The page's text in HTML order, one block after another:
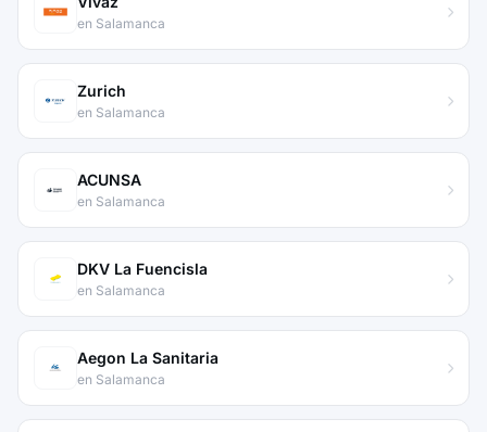
en Salamanca
Zurich
en Salamanca
ACUNSA
en Salamanca
DKV La Fuencisla
en Salamanca
Aegon La Sanitaria
en Salamanca